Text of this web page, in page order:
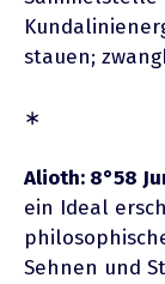
stauen;
∗
Alioth: 8°58
ein Ideal
Sehnen und